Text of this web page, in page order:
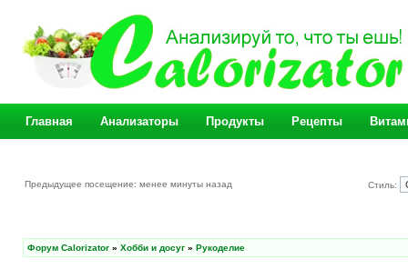
Главная Анализаторы Продукты Рецепты
Предыдущее посещение: менее минуты назад Стиль:
Форум Calorizator » Хобби и досуг » Рукоделие